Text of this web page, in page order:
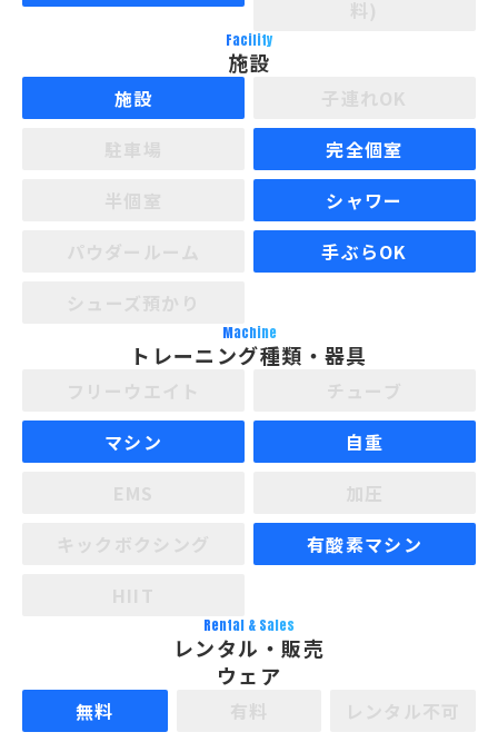
Facility
施設
施設
完全個室
シャワー
手ぶらOK
Machine
トレーニング種類・器具
マシン
自重
有酸素マシン
Rental & Sales
レンタル・販売
ウェア
無料